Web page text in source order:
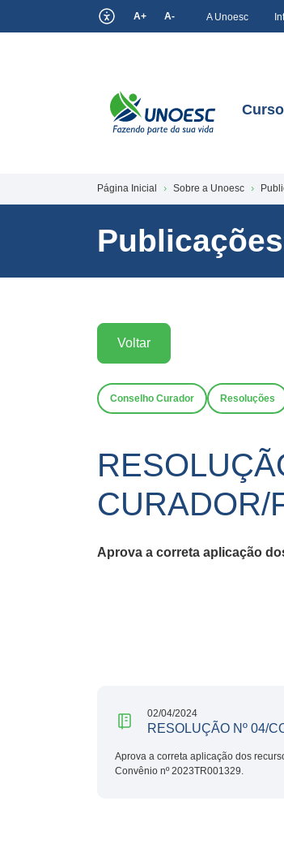
A+ A- A Unoesc
Página Inicial Sobre a Unoesc
Voltar
Conselho Curador Resoluções
CURADOR/
Aprova a correta aplicação
02/04/2024
RESOLUÇÃO Nº 04/
Aprova a correta aplicação dos
Convênio nº 2023TR001329.